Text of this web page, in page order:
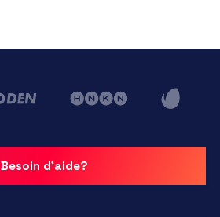
Besoin d'aide?